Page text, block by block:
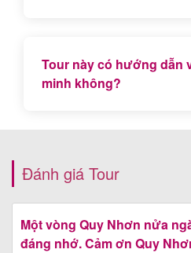
Tiên Sa, Làng phong Quy
phố...
Tour này có hướng dẫn
minh không?
Đánh giá Tour
Một vòng Quy Nhơn nửa
đáng nhớ. Cảm ơn Quy